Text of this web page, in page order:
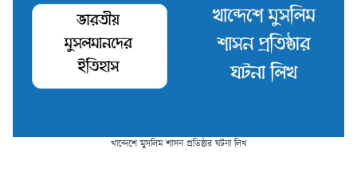
খান্দেশে মুসলিম শাসন প্রতিষ্ঠার ঘটনা লিখ